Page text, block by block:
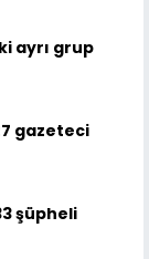
ayrı grup
gazeteci
şüpheli